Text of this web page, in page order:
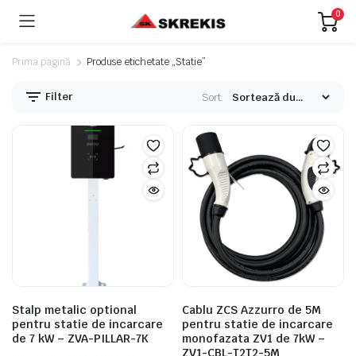
0
Prima pagină Produse etichetate „Statie”
Filter Sort:
Stalp metalic optional
pentru statie de incarcare
de 7 kW – ZVA-PILLAR-7K
Cablu ZCS Azzurro de 5M
pentru statie de incarcare
monofazata ZV1 de 7kW –
ZV1-CBL-T2T2-5M